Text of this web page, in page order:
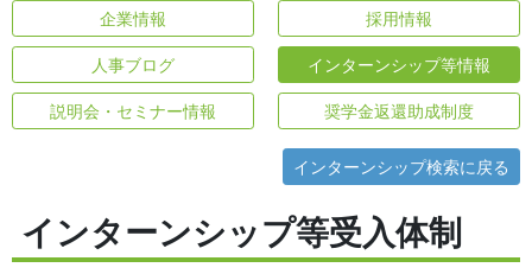
企業情報 採用情報
人事ブログ インターンシップ等情報
説明会・セミナー情報 奨学金返還助成制度
インターンシップ検索に戻る
インターンシップ等受入体制